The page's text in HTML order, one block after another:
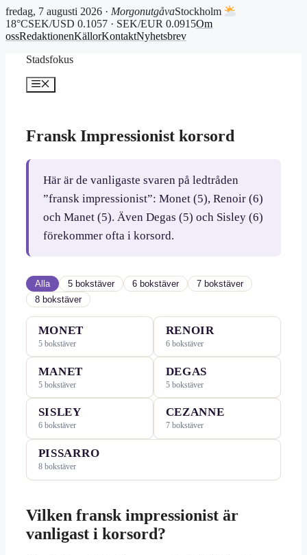
fredag, 7 augusti 2026 · MorgonutgåvaStockholm
18°CSEK/USD 0.1057 · SEK/EUR 0.0915Om
ossRedaktionenKällorKontaktNyhetsbrev
Stadsfokus
Meny
Fransk Impressionist korsord
Här är de vanligaste svaren på ledtråden
”fransk impressionist”: Monet (5), Renoir (6)
och Manet (5). Även Degas (5) och Sisley (6)
förekommer ofta i korsord.
Alla 5 bokstäver 6 bokstäver
7 bokstäver
8 bokstäver
MONET
5 bokstäver
RENOIR
6 bokstäver
MANET
5 bokstäver
DEGAS
5 bokstäver
SISLEY
6 bokstäver
CEZANNE
7 bokstäver
PISSARRO
8 bokstäver
Vilken fransk impressionist är
vanligast i korsord?